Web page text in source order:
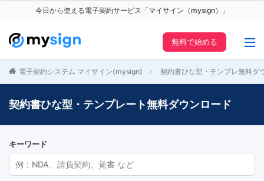
今日から使える電子契約サービス「マイサイン（mysign）」
無料で始める
電子契約システム マイサイン(mysign) 契約書ひな型・テンプレ無料ダ
契約書ひな型・テンプレート無料ダウンロード
キーワード